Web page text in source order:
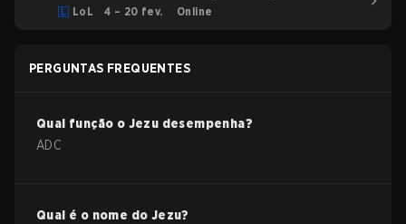
LoL 4 – 20 fev. Online
PERGUNTAS FREQUENTES
Qual função o Jezu desempenha?
ADC
Qual é o nome do Jezu?